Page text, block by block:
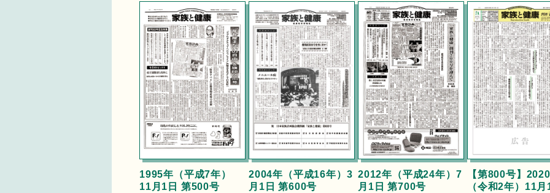
1995年（平成7年）
11月1日 第500号
2004年（平成16年）3
月1日 第600号
2012年（平成24年）7
月1日 第700号
【第800号】
（令和2年）11月